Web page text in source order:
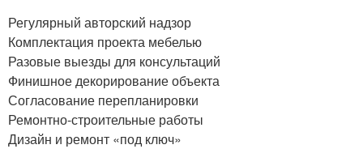
Регулярный авторский надзор
Комплектация проекта мебелью
Разовые выезды для консультаций
Финишное декорирование объекта
Согласование перепланировки
Ремонтно-строительные работы
Дизайн и ремонт «под ключ»